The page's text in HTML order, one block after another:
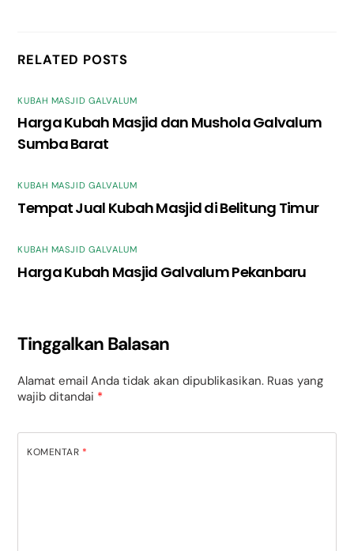
RELATED POSTS
KUBAH MASJID GALVALUM
Harga Kubah Masjid dan Mushola Galvalum
Sumba Barat
KUBAH MASJID GALVALUM
Tempat Jual Kubah Masjid di Belitung Timur
KUBAH MASJID GALVALUM
Harga Kubah Masjid Galvalum Pekanbaru
Tinggalkan Balasan
Alamat email Anda tidak akan dipublikasikan. Ruas yang
wajib ditandai *
KOMENTAR *